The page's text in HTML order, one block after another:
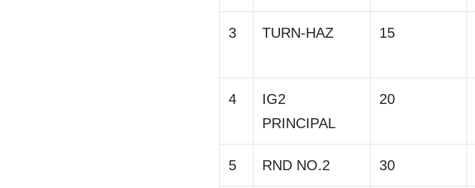
3 TURN-HAZ 15
4
IG2
PRINCIPAL
20
5 RND NO.2 30